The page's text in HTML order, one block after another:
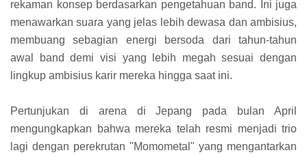
rekaman konsep berdasarkan pengetahuan band. Ini juga
menawarkan suara yang jelas lebih dewasa dan ambisius,
membuang sebagian energi bersoda dari tahun-tahun
awal band demi visi yang lebih megah sesuai dengan
lingkup ambisius karir mereka hingga saat ini.
Pertunjukan di arena di Jepang pada bulan April
mengungkapkan bahwa mereka telah resmi menjadi trio
lagi dengan perekrutan "Momometal" yang mengantarkan